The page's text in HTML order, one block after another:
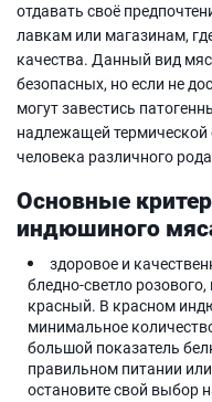
отдавать своё
лавкам или магазинам,
качества. Данный вид
безопасных, но если не
могут завестись
надлежащей термической
человека различного
Основные
индюшиного
здоровое и
бледно-светло
красный. В красном
минимальное
большой показатель
правильном питании
остановите свой выбор